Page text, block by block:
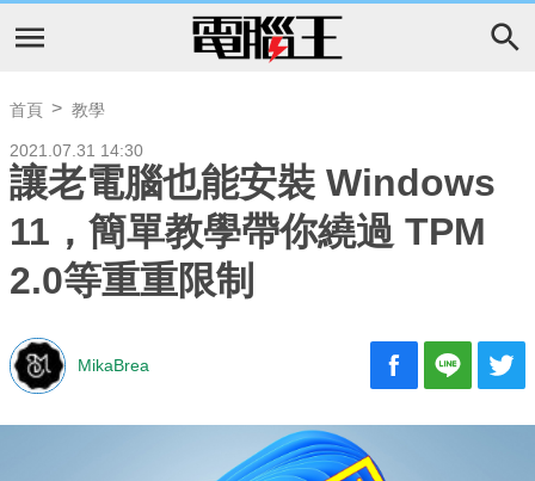
首頁 教學
2021.07.31 14:30
讓老電腦也能安裝 Windows
11，簡單教學帶你繞過 TPM
2.0等重重限制
MikaBrea